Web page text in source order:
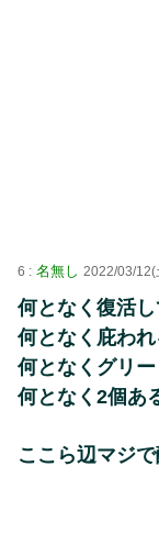
6 : 名無し 2022/03/12(
何となく復活
何となく庇わ
何となくグリ
何となく2個あ
ここら辺マジ